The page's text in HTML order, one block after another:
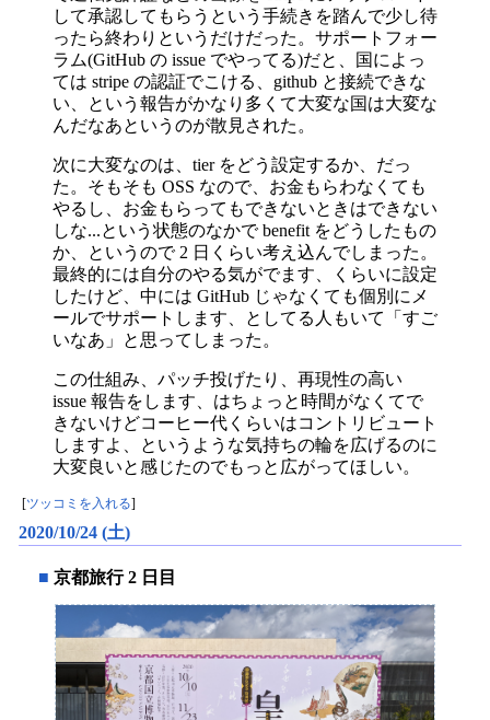
して承認してもらうという手続きを踏んで少し待
ったら終わりというだけだった。サポートフォー
ラム(GitHub の issue でやってる)だと、国によっ
ては stripe の認証でこける、github と接続できな
い、という報告がかなり多くて大変な国は大変な
んだなあというのが散見された。
次に大変なのは、tier をどう設定するか、だっ
た。そもそも OSS なので、お金もらわなくても
やるし、お金もらってもできないときはできない
しな...という状態のなかで benefit をどうしたもの
か、というので 2 日くらい考え込んでしまった。
最終的には自分のやる気がでます、くらいに設定
したけど、中には GitHub じゃなくても個別にメ
ールでサポートします、としてる人もいて「すご
いなあ」と思ってしまった。
この仕組み、パッチ投げたり、再現性の高い
issue 報告をします、はちょっと時間がなくてで
きないけどコーヒー代くらいはコントリビュート
しますよ、というような気持ちの輪を広げるのに
大変良いと感じたのでもっと広がってほしい。
[ツッコミを入れる]
2020/10/24 (土)
■ 京都旅行 2 日目